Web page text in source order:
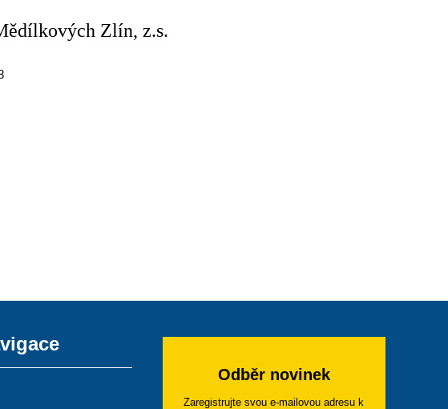
Zlín, z.s.
Odběr novinek
Zaregistrujte svou e-mailovou adresu k